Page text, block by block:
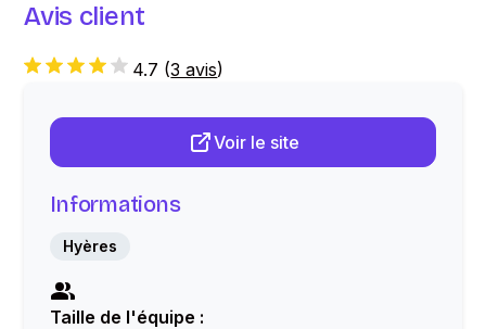
Avis client
4.7 (3 avis)
Voir le site
Informations
Hyères
Taille de l'équipe :